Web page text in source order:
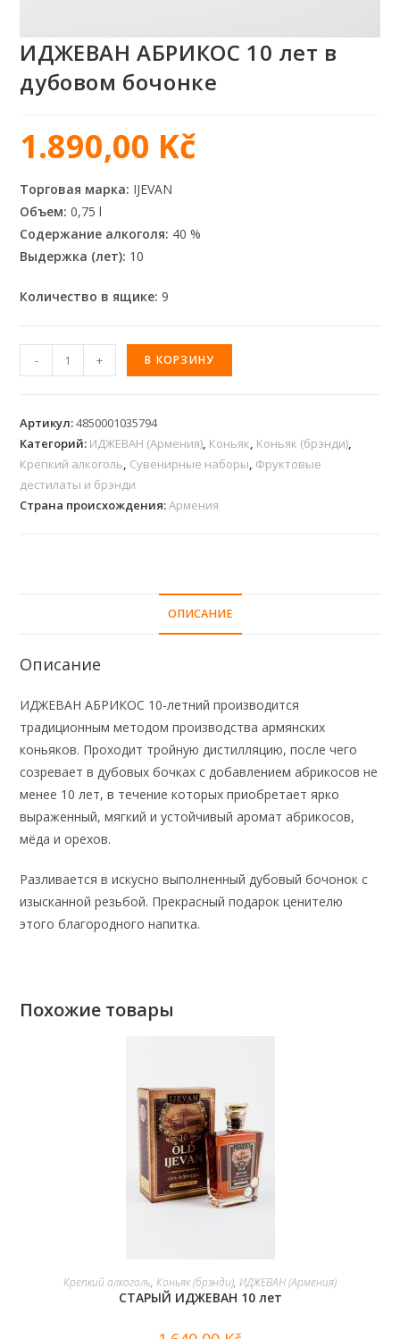
ИДЖЕВАН АБРИКОС 10 лет в
дубовом бочонке
1.890,00 Kč
Торговая марка: IJEVAN
Объем: 0,75 l
Содержание алкоголя: 40 %
Выдержка (лет): 10
Количество в ящике: 9
- + В КОРЗИНУ
Артикул:4850001035794
Категорий: ИДЖЕВАН (Армения), Коньяк, Коньяк (брэнди),
Крепкий алкоголь, Сувенирные наборы, Фруктовые
дестилаты и брэнди
Страна происхождения:Армения
ОПИСАНИЕ
Описание
ИДЖЕВАН АБРИКОС 10-летний производится
традиционным методом производства армянских
коньяков. Проходит тройную дистилляцию, после чего
созревает в дубовых бочках с добавлением абрикосов не
менее 10 лет, в течение которых приобретает ярко
выраженный, мягкий и устойчивый аромат абрикосов,
мёда и орехов.
Разливается в искусно выполненный дубовый бочонок с
изысканной резьбой. Прекрасный подарок ценителю
этого благородного напитка.
Похожие товары
В КОРЗИНУ
Крепкий алкоголь, Коньяк (брэнди), ИДЖЕВАН (Армения)
СТАРЫЙ ИДЖЕВАН 10 лет